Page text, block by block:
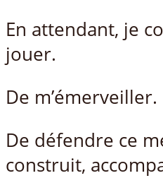
En attendant, je
jouer.
De m’émerveiller.
De défendre ce
construit,